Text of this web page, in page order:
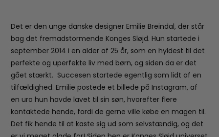
Det er den unge danske designer Emilie Breindal, der står
bag det fremadstormende Konges Sløjd. Hun startede i
september 2014 i en alder af 25 år, som en hyldest til det
perfekte og uperfekte liv med børn, og siden da er det
gået stærkt. Succesen startede egentlig som lidt af en
tilfældighed. Emilie postede et billede på Instagram, af
en uro hun havde lavet til sin søn, hvorefter flere
kontaktede hende, fordi de gerne ville købe en magen til.
Det fik hende til at kaste sig ud som selvstændig, og det